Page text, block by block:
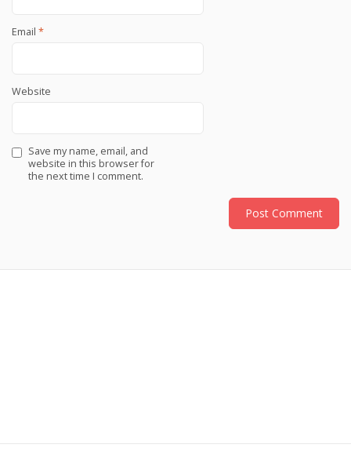
Email *
Website
Save my name, email, and
website in this browser for
the next time I comment.